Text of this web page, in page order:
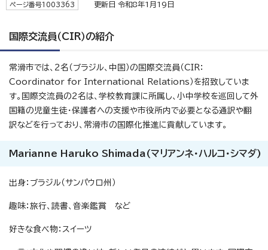
ページ番号1003363 更新日 令和8年1月19日
国際交流員（CIR）の紹介
常滑市では、2名（ブラジル、中国）の国際交流員（CIR：
Coordinator for International Relations）を招致していま
す。国際交流員の2名は、学校教育課に所属し、小中学校を巡回して外
国籍の児童生徒・保護者への支援や市役所内で必要となる通訳や翻
訳などを行っており、常滑市の国際化推進に貢献しています。
Marianne Haruko Shimada(マリアンネ・ハルコ・シマダ)
出身：ブラジル（サンパウロ州）
趣味：旅行、読書、音楽鑑賞 など
好きな食べ物：スイーツ